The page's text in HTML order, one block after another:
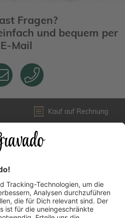
Fragen?
und bequem per
E-Mail
Kauf auf Rechnung